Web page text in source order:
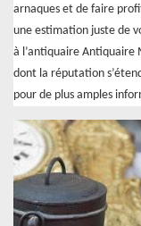
arnaques et de faire
une estimation juste de
à l’antiquaire Antiquaire
dont la réputation
pour de plus amples